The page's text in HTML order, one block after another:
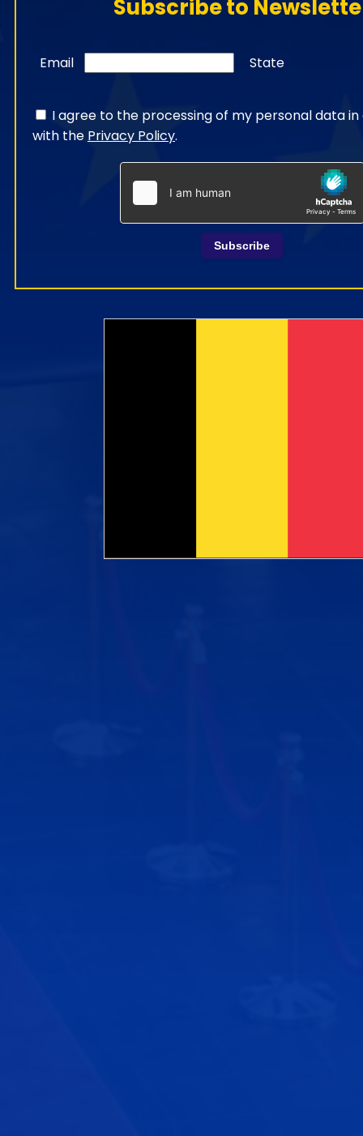
Subscribe to
Email State
I agree to the processing of my personal data
with the Privacy Policy.
Subscribe